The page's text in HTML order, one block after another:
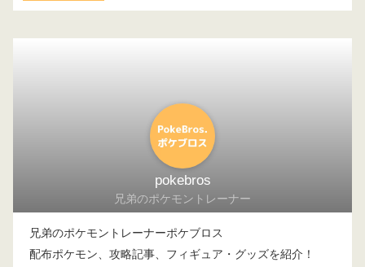
pokebros
兄弟のポケモントレーナー
兄弟のポケモントレーナーポケブロス
配布ポケモン、攻略記事、フィギュア・グッズを紹介！